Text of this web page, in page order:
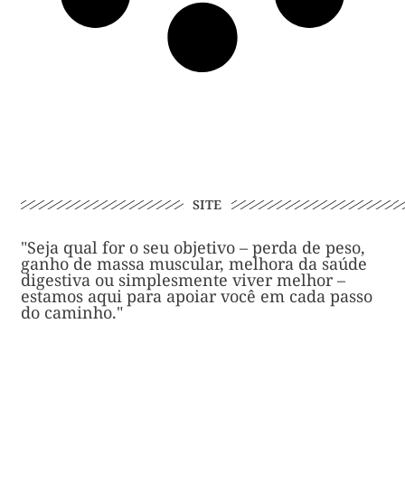
SITE
"Seja qual for o seu objetivo – perda de peso,
ganho de massa muscular, melhora da saúde
digestiva ou simplesmente viver melhor –
estamos aqui para apoiar você em cada passo
do caminho."